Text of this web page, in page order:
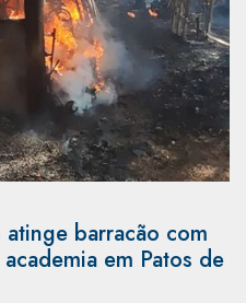
barracão com
em Patos de